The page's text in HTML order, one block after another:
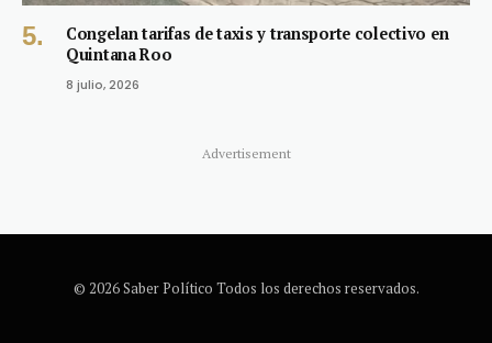
Congelan tarifas de taxis y transporte colectivo en
Quintana Roo
8 julio, 2026
Advertisement
© 2026 Saber Político Todos los derechos reservados.